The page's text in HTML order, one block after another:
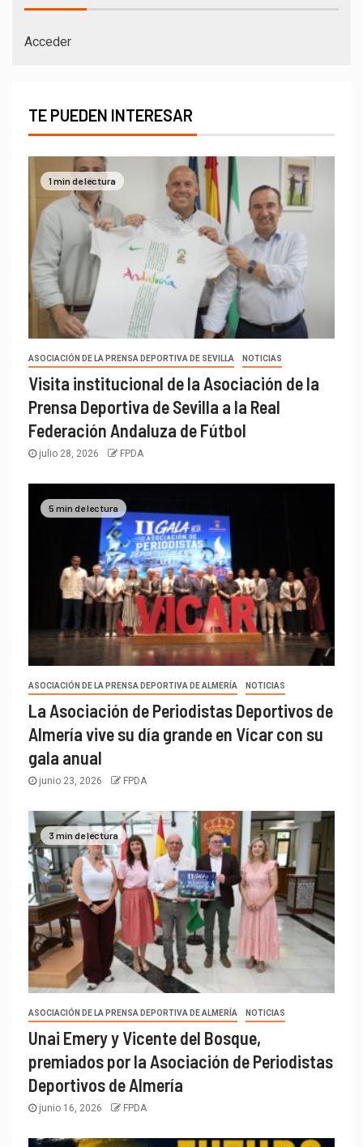
Acceder
TE PUEDEN INTERESAR
1 min de lectura
ASOCIACIÓN DE LA PRENSA DEPORTIVA DE SEVILLA NOTICIAS
Visita institucional de la Asociación de la
Prensa Deportiva de Sevilla a la Real
Federación Andaluza de Fútbol
julio 28, 2026 FPDA
5 min de lectura
ASOCIACIÓN DE LA PRENSA DEPORTIVA DE ALMERÍA NOTICIAS
La Asociación de Periodistas Deportivos de
Almería vive su día grande en Vícar con su
gala anual
junio 23, 2026 FPDA
3 min de lectura
ASOCIACIÓN DE LA PRENSA DEPORTIVA DE ALMERÍA NOTICIAS
Unai Emery y Vicente del Bosque,
premiados por la Asociación de Periodistas
Deportivos de Almería
junio 16, 2026 FPDA